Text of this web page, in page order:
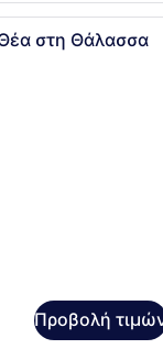
ξενοδοχείου
στη Θάλασσα
Προβολή